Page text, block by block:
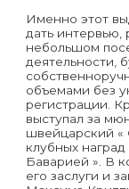
Именно этот
дать интервью,
небольшом
деятельности,
объемами без
регистрации.
выступал за
швейцарский «
клубных
Баварией ». В
его заслуги и